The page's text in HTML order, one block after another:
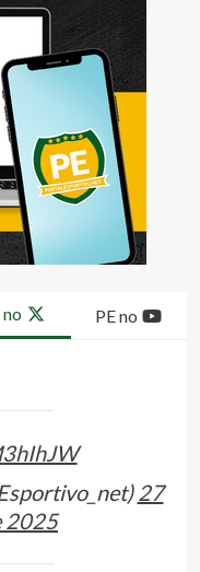
no PE no
27
2025